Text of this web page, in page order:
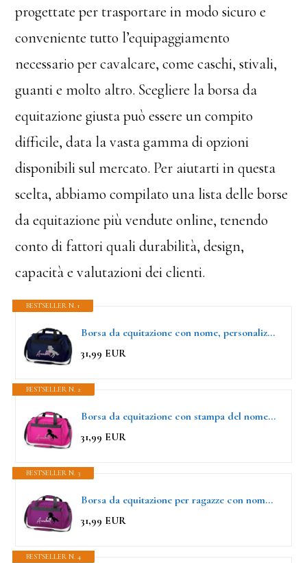
progettate per trasportare in modo sicuro e
conveniente tutto l’equipaggiamento
necessario per cavalcare, come caschi, stivali,
guanti e molto altro. Scegliere la borsa da
equitazione giusta può essere un compito
difficile, data la vasta gamma di opzioni
disponibili sul mercato. Per aiutarti in questa
scelta, abbiamo compilato una lista delle borse
da equitazione più vendute online, tenendo
conto di fattori quali durabilità, design,
capacità e valutazioni dei clienti.
BESTSELLER N. 1
Borsa da equitazione con nome, personalizzabile, motivo: cavallo che si alza con nome, borsa sportiva per ragazze, per equitazione, disponibile in diversi colori, blu scuro
31,99 EUR
BESTSELLER N. 2
Borsa da equitazione con stampa del nome personalizzabile | motivo cavallo che cresce con nome | Borsa da viaggio e da sport per ragazze per equitazione in diversi colori (fucsia))
31,99 EUR
BESTSELLER N. 3
Borsa da equitazione per ragazze con nome, personalizzabile, motivo: cavallo che si alza su due zampe insieme al nome, in diversi colori, Lilla, Sporttasche
31,99 EUR
BESTSELLER N. 4